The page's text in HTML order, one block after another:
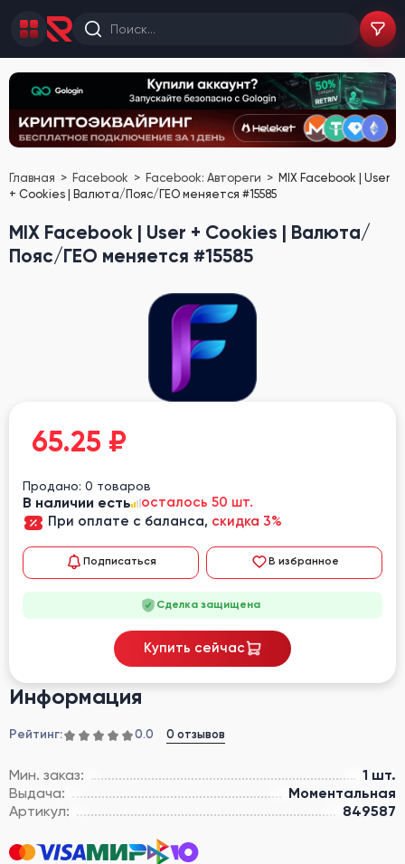
Главная Facebook Facebook: Автореги
MIX Facebook | User
+ Cookies | Валюта/Пояс/ГЕО меняется #15585
MIX Facebook | User + Cookies | Валюта/
Пояс/ГЕО меняется #15585
Информация
Рейтинг: 0.0 0 отзывов
Мин. заказ:
1 шт.
Выдача:
Моментальная
Артикул:
849587
65.25 ₽
Продано: 0 товаров
В наличии есть
осталось 50 шт.
При оплате с баланса, скидка 3%
Подписаться В избранное
Сделка защищена
Купить сейчас